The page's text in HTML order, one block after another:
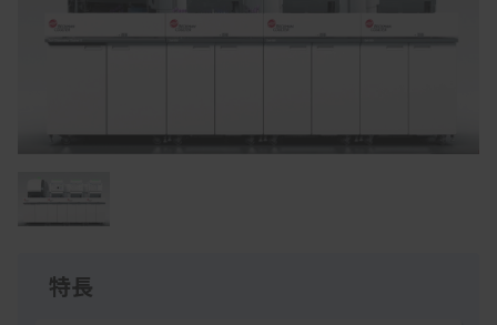
of
特長